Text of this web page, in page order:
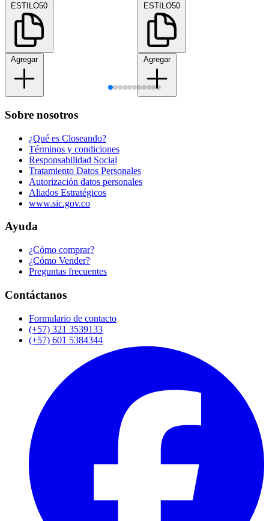
ESTILO50
Agregar
ESTILO50
Agregar
Sobre nosotros
¿Qué es Closeando?
Términos y condiciones
Responsabilidad Social
Tratamiento Datos Personales
Autorización datos personales
Aliados Estratégicos
www.sic.gov.co
Ayuda
¿Cómo comprar?
¿Cómo Vender?
Preguntas frecuentes
Contáctanos
Formulario de contacto
(+57) 321 3539133
(+57) 601 5384344